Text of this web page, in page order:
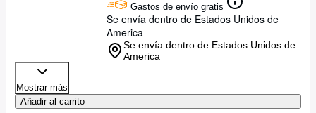
Gastos de envío gratis
Se envía dentro de Estados Unidos de
America
Se envía dentro de Estados Unidos de
America
Mostrar más
Añadir al carrito